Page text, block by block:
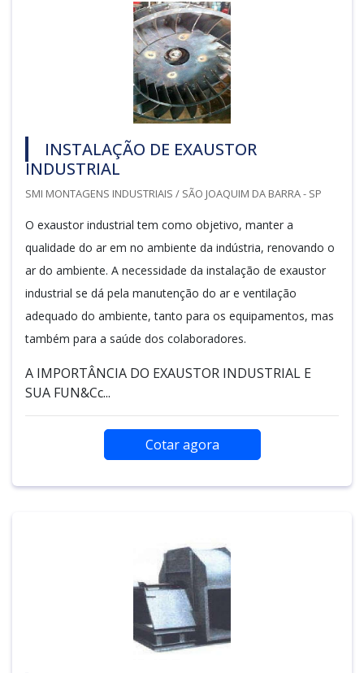
INSTALAÇÃO DE EXAUSTOR
INDUSTRIAL
SMI MONTAGENS INDUSTRIAIS / SÃO JOAQUIM DA BARRA - SP
O exaustor industrial tem como objetivo, manter a
qualidade do ar em no ambiente da indústria, renovando o
ar do ambiente. A necessidade da instalação de exaustor
industrial se dá pela manutenção do ar e ventilação
adequado do ambiente, tanto para os equipamentos, mas
também para a saúde dos colaboradores.
A IMPORTÂNCIA DO EXAUSTOR INDUSTRIAL E
SUA FUN&Cc...
Cotar agora